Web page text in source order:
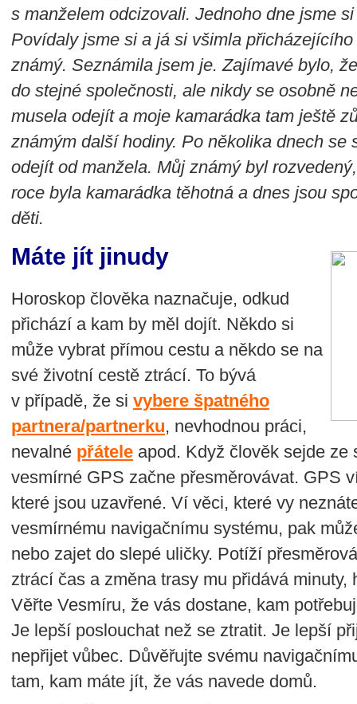
s manželem odcizovali. Jednoho dne jsme
Povídaly jsme si a já si všimla
známý. Seznámila jsem je. Zajímavé bylo,
do stejné společnosti, ale nikdy se osobně
musela odejít a moje kamarádka tam ještě
známým další hodiny. Po několika dnech se
odejít od manžela. Můj známý byl
roce byla kamarádka těhotná a dnes jsou
děti.
Máte jít jinudy
Horoskop člověka naznačuje, odkud
přichází a kam by měl dojít. Někdo si
může vybrat přímou cestu a někdo se na
své životní cestě ztrácí. To bývá
v případě, že si vybere špatného
partnera/partnerku, nevhodnou práci,
nevalné přátele apod. Když člověk sejde ze
vesmírné GPS začne přesměrovávat. GPS
které jsou uzavřené. Ví věci, které vy
vesmírnému navigačnímu systému, pak
nebo zajet do slepé uličky. Potíží
ztrácí čas a změna trasy mu přidává
Věřte Vesmíru, že vás dostane, kam
Je lepší poslouchat než se ztratit. Je lepší
nepřijet vůbec. Důvěřujte svému
tam, kam máte jít, že vás navede domů.